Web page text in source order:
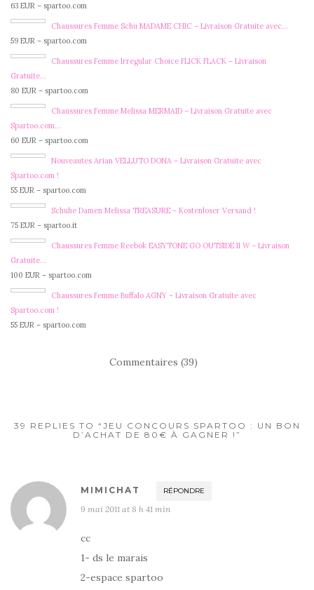
63 EUR – spartoo.com
Chaussures Femme Schu MADAME CHIC – Livraison Gratuite avec…
59 EUR – spartoo.com
Chaussures Femme Irregular Choice FLICK FLACK – Livraison
Gratuite…
80 EUR – spartoo.com
Chaussures Femme Melissa MERMAID – Livraison Gratuite avec
Spartoo.com…
60 EUR – spartoo.com
Nouveautes Arian VELLUTO DONA – Livraison Gratuite avec
Spartoo.com !
55 EUR – spartoo.com
Schuhe Damen Melissa TREASURE – Kostenloser Versand !
75 EUR – spartoo.it
Chaussures Femme Reebok EASYTONE GO OUTSIDE II W – Livraison
Gratuite…
100 EUR – spartoo.com
Chaussures Femme Buffalo AGNY – Livraison Gratuite avec
Spartoo.com !
55 EUR – spartoo.com
Commentaires (39)
39 REPLIES TO “JEU CONCOURS SPARTOO : UN BON
D’ACHAT DE 80€ À GAGNER !”
MIMICHAT RÉPONDRE
9 mai 2011 at 8 h 41 min
cc
1- ds le marais
2-espace spartoo